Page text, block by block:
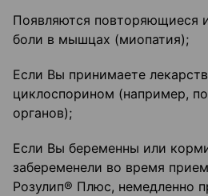
Появляются повторяющиеся
боли в мышцах (миопатия);
Если Вы принимаете
циклоспорином (например,
органов);
Если Вы беременны или
забеременели во время
Розулип® Плюс, немедленно